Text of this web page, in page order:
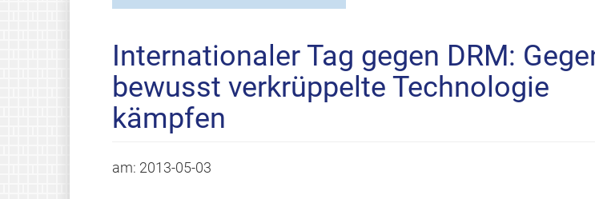
Internationaler Tag gegen DRM:
bewusst verkrüppelte Technologie
kämpfen
am: 2013-05-03